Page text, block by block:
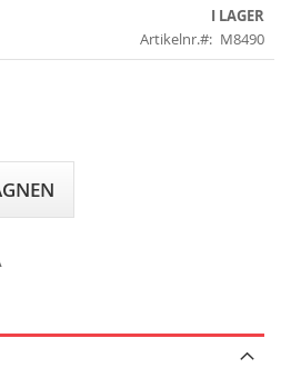
I LAGER
Artikelnr.
M8490